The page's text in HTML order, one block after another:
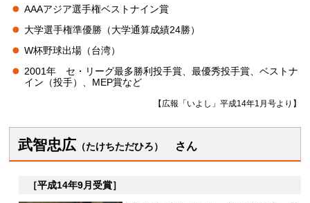
AAAアジア選手権ベストナイン賞
大学選手権準優勝（大学通算成績24勝）
W杯野球出場（台湾）
2001年
セ ・リーグ最多勝利投手賞、最優秀投手賞、ベストナ
イン（投手）、MEP賞など
【広報「いよし」平成14年1月号より】
武智忠広 （たけちただひろ） さ ん
［平成14年9月受賞］